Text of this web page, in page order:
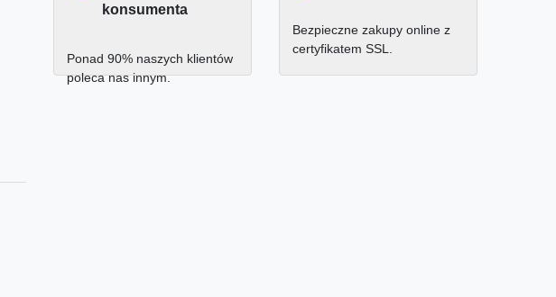
konsumenta
Ponad 90% naszych klientów
poleca nas innym.
Bezpieczne zakupy online z
certyfikatem SSL.